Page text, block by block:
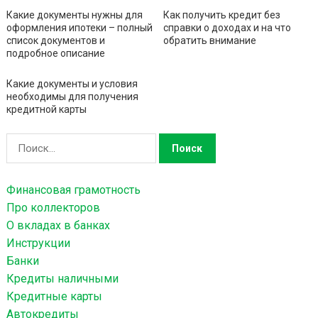
Какие документы нужны для
оформления ипотеки – полный
список документов и
подробное описание
Как получить кредит без
справки о доходах и на что
обратить внимание
Какие документы и условия
необходимы для получения
кредитной карты
а
т
и
:
Финансовая грамотность
Про коллекторов
О вкладах в банках
Инструкции
Банки
Кредиты наличными
Кредитные карты
Автокредиты